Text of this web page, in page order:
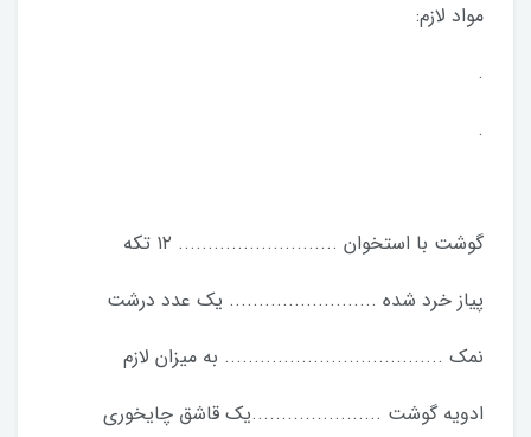
مواد لازم:
.
.
گوشت با استخوان ........................... ١٢ تکه
پیاز خرد شده ......................... یک عدد درشت
نمک ..................................... به میزان لازم
ادویه گوشت ......................یک قاشق چايخوری